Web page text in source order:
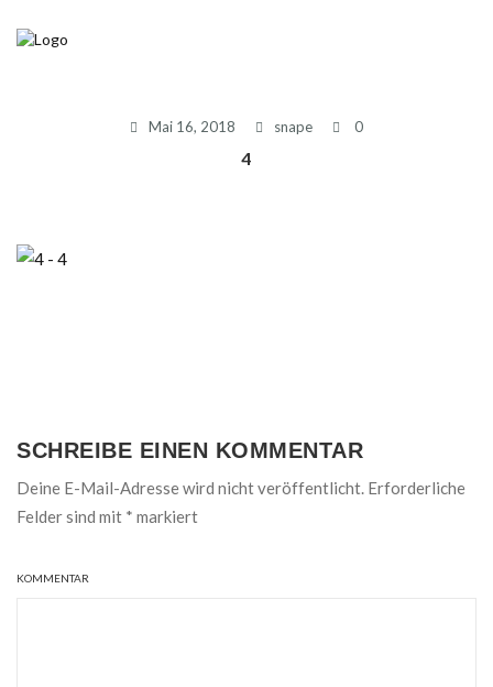
Mai 16, 2018 snape 0
4
SCHREIBE EINEN KOMMENTAR
Deine E-Mail-Adresse wird nicht veröffentlicht. Erforderliche
Felder sind mit * markiert
KOMMENTAR